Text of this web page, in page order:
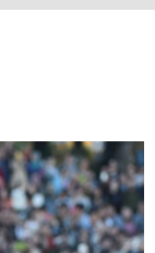
法治
食品
数据